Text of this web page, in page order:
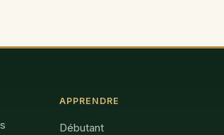
APPRENDRE
Débutant